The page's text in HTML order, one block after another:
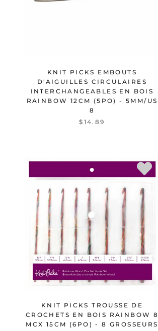
KNIT PICKS EMBOUTS
D'AIGUILLES CIRCULAIRES
INTERCHANGEABLES EN BOIS
RAINBOW 12CM (5PO) - 5MM/US
8
$14.89
KNIT PICKS TROUSSE DE
CROCHETS EN BOIS RAINBOW 8
MCX 15CM (6PO) - 8 GROSSEURS